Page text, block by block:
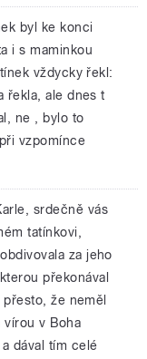
byl ke konci
i s maminkou
vždycky řekl:
řekla, ale dnes t
ne , bylo to
vzpomínce
srdečně vás
tatínkovi,
za jeho
překonával
že neměl
v Boha
dával tím celé